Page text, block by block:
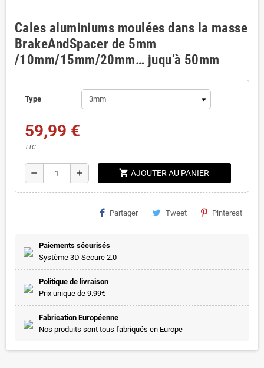
Cales aluminiums moulées dans la masse
BrakeAndSpacer de 5mm
/10mm/15mm/20mm… juqu’à 50mm
Type
59,99 €
TTC
remove add shopping_cart AJOUTER AU PANIER
Partager Tweet Pinterest
Paiements sécurisés
Système 3D Secure 2.0
Politique de livraison
Prix unique de 9.99€
Fabrication Européenne
Nos produits sont tous fabriqués en Europe